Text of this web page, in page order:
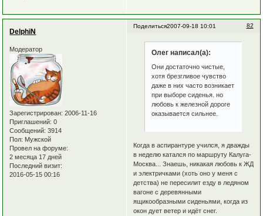
Поделиться 82
2007-09-18 10:01
DelphiN
Модератор
Зарегистрирован: 2006-11-16
Приглашений: 0
Сообщений: 3914
Пол: Мужской
Провел на форуме:
2 месяца 17 дней
Последний визит:
2016-05-15 00:16
Олег написал(а):
Они достаточно чистые,
хотя брезгливое чувство
даже в них часто возникает
при выборе сиденья. но
любовь к железной дороге
оказывается сильнее.
Когда в аспирантуре учился, я дважды
в неделю катался по маршруту Калуга-
Москва... Знаешь, никакая любовь к ЖД
и электричками (хоть оно у меня с
детства) не пересилит езду в ледяном
вагоне с деревянными
ящикообразными сиденьями, когда из
окон дует ветер и идёт снег.